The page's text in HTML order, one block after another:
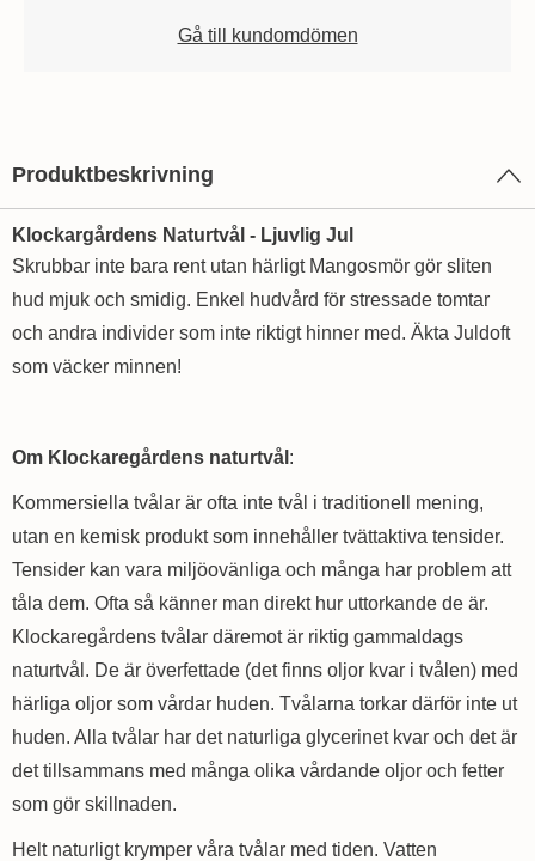
Gå till kundomdömen
Produktbeskrivning
Klockargårdens Naturtvål - Ljuvlig Jul
Skrubbar inte bara rent utan härligt Mangosmör gör sliten
hud mjuk och smidig. Enkel hudvård för stressade tomtar
och andra individer som inte riktigt hinner med. Äkta Juldoft
som väcker minnen!
Om Klockaregårdens naturtvål :
Kommersiella tvålar är ofta inte tvål i traditionell mening,
utan en kemisk produkt som innehåller tvättaktiva tensider.
Tensider kan vara miljöovänliga och många har problem att
tåla dem. Ofta så känner man direkt hur uttorkande de är.
Klockaregårdens tvålar däremot är riktig gammaldags
naturtvål. De är överfettade (det finns oljor kvar i tvålen) med
härliga oljor som vårdar huden. Tvålarna torkar därför inte ut
huden. Alla tvålar har det naturliga glycerinet kvar och det är
det tillsammans med många olika vårdande oljor och fetter
som gör skillnaden.
Helt naturligt krymper våra tvålar med tiden. Vatten